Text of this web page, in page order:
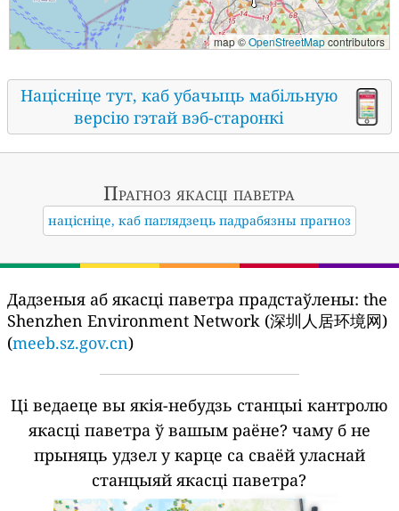
map ©OpenStreetMapcontributors
Націсніце тут, каб убачыць мабільную
версію гэтай вэб-старонкі
Прагноз якасці паветра
націсніце, каб паглядзець падрабязны прагноз
Дадзеныя аб якасці паветра прадстаўлены: the
Shenzhen Environment Network (深圳人居环境网)
(meeb.sz.gov.cn)
Ці ведаеце вы якія-небудзь станцыі кантролю
якасці паветра ў вашым раёне? чаму б не
прыняць удзел у карце са сваёй уласнай
станцыяй якасці паветра?